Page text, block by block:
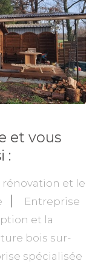
et vous
:
rénovation et le
Entreprise
et la
bois sur-
spécialisée